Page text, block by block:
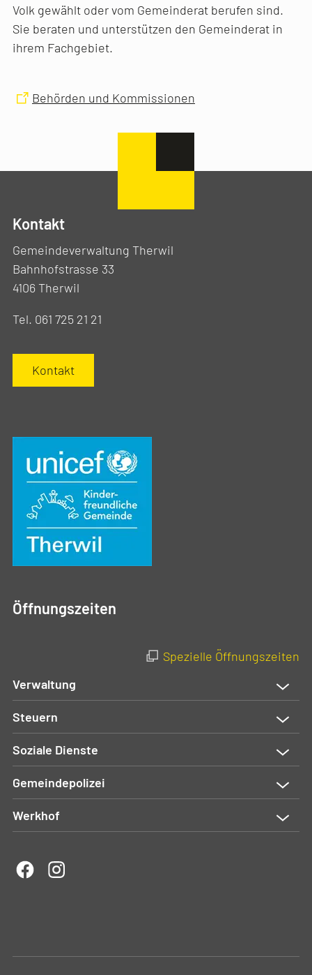
Volk gewählt oder vom Gemeinderat berufen sind.
Sie beraten und unterstützen den Gemeinderat in
ihrem Fachgebiet.
Behörden und Kommissionen
Kontakt
Gemeindeverwaltung Therwil
Bahnhofstrasse 33
4106 Therwil
Tel. 061 725 21 21
Kontakt
Öffnungszeiten
Spezielle Öffnungszeiten
Verwaltung
Steuern
Soziale Dienste
Gemeindepolizei
Werkhof